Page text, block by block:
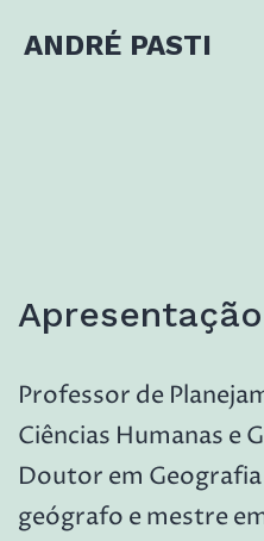
paraANDRÉ PASTI
Apresentação
Professor de
Ciências Humanas e
Doutor em Geografia
geógrafo e mestre